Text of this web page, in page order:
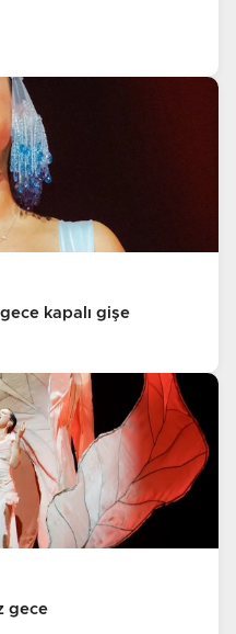
kapalı gişe
gece